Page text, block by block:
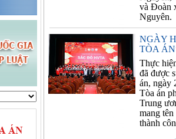
và Đoàn
Nguyên.
NGÀY
TÒA
Thực
đã được
án, ngày
Tòa án
Trung
mang
thành